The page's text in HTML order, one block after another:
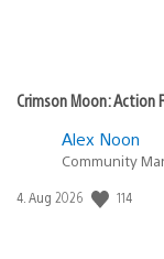
Crimson Moon: Action
Alex Noon
Community
Veröffentlichungsdatum:
4. Aug 2026 114